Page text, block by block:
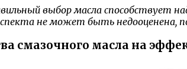
выбор масла способствует
не может быть недооценена,
смазочного масла на